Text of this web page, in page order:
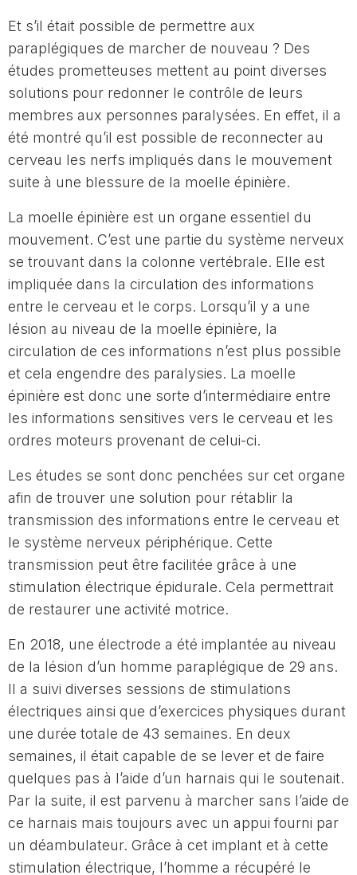
Et s’il était possible de permettre aux
paraplégiques de marcher de nouveau ? Des
études prometteuses mettent au point diverses
solutions pour redonner le contrôle de leurs
membres aux personnes paralysées. En effet, il a
été montré qu’il est possible de reconnecter au
cerveau les nerfs impliqués dans le mouvement
suite à une blessure de la moelle épinière.
La moelle épinière est un organe essentiel du
mouvement. C’est une partie du système nerveux
se trouvant dans la colonne vertébrale. Elle est
impliquée dans la circulation des informations
entre le cerveau et le corps. Lorsqu’il y a une
lésion au niveau de la moelle épinière, la
circulation de ces informations n’est plus possible
et cela engendre des paralysies. La moelle
épinière est donc une sorte d’intermédiaire entre
les informations sensitives vers le cerveau et les
ordres moteurs provenant de celui-ci.
Les études se sont donc penchées sur cet organe
afin de trouver une solution pour rétablir la
transmission des informations entre le cerveau et
le système nerveux périphérique. Cette
transmission peut être facilitée grâce à une
stimulation électrique épidurale. Cela permettrait
de restaurer une activité motrice.
En 2018, une électrode a été implantée au niveau
de la lésion d’un homme paraplégique de 29 ans.
Il a suivi diverses sessions de stimulations
électriques ainsi que d’exercices physiques durant
une durée totale de 43 semaines. En deux
semaines, il était capable de se lever et de faire
quelques pas à l’aide d’un harnais qui le soutenait.
Par la suite, il est parvenu à marcher sans l’aide de
ce harnais mais toujours avec un appui fourni par
un déambulateur. Grâce à cet implant et à cette
stimulation électrique, l’homme a récupéré le